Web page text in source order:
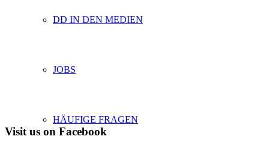
DD IN DEN MEDIEN
JOBS
HÄUFIGE FRAGEN
Visit us on Facebook